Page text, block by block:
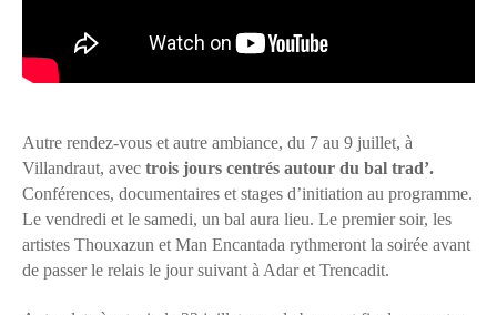
Autre rendez-vous et autre ambiance, du 7 au 9 juillet, à
Villandraut, avec trois jours centrés autour du bal trad’.
Conférences, documentaires et stages d’initiation au programme.
Le vendredi et le samedi, un bal aura lieu. Le premier soir, les
artistes Thouxazun et Man Encantada rythmeront la soirée avant
de passer le relais le jour suivant à Adar et Trencadit.